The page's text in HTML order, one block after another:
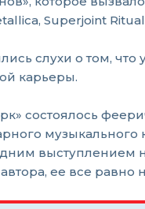
Superjoint
слухи о том,
карьеры.
состоялось
ее все равно